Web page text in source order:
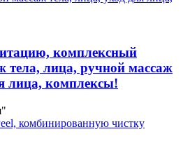
комплексный
тела, лица, ручной массаж
лица, комплексы!